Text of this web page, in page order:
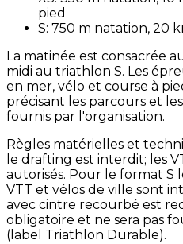
pied
S: 750 m natation, 20
La matinée est consacrée
midi au triathlon S. Les
en mer, vélo et course à
précisant les parcours et
fournis par l'organisation.
Règles matérielles et
le drafting est interdit; les
autorisés. Pour le format S
VTT et vélos de ville sont
avec cintre recourbé est
obligatoire et ne sera pas
(label Triathlon Durable).